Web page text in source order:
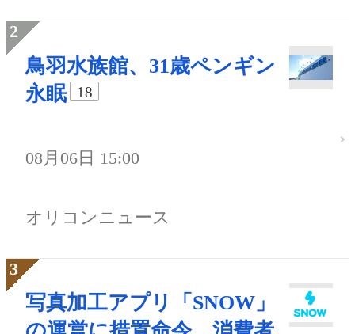
鳥羽水族館、31歳ペンギン
永眠
18
08月06日 15:00
オリコンニュース
写真加工アプリ「SNOW」